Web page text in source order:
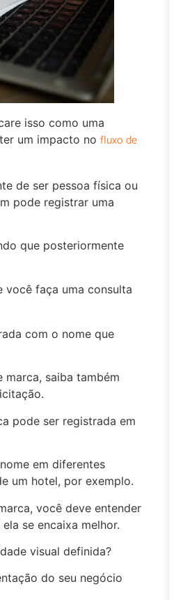
isso como uma
um impacto no fluxo de
de ser pessoa física ou
pode registrar uma
que posteriormente
você faça uma consulta
com o nome que
saiba também
pode ser registrada em
em diferentes
um hotel, por exemplo.
você deve entender
se encaixa melhor.
visual definida?
do seu negócio